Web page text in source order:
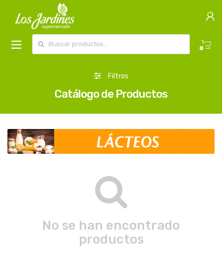
0
Filtros
Catálogo de Productos
No se han encontrado
productos